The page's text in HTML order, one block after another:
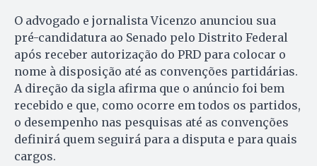
O advogado e jornalista Vicenzo anunciou sua
pré-candidatura ao Senado pelo Distrito Federal
após receber autorização do PRD para colocar o
nome à disposição até as convenções partidárias.
A direção da sigla afirma que o anúncio foi bem
recebido e que, como ocorre em todos os partidos,
o desempenho nas pesquisas até as convenções
definirá quem seguirá para a disputa e para quais
cargos.